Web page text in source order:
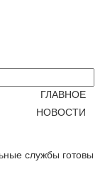
ГЛАВНОЕ
НОВОСТИ